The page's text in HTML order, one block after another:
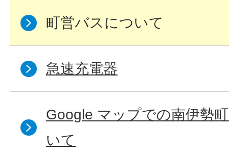
町営バスについて
急速充電器
Google マップでの南伊勢
いて